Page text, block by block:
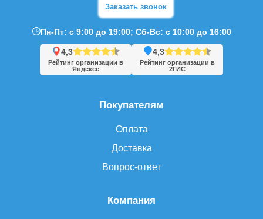
Компания
Покупателям
Оплата
Доставка
Вопрос-ответ
Заказать звонок
Пн-Пт: с 9:00 до 19:00; Сб-Вс: с 10:00 до 16:00
4,3
Рейтинг организации в
Яндексе
4,3
Рейтинг организации в
2ГИС